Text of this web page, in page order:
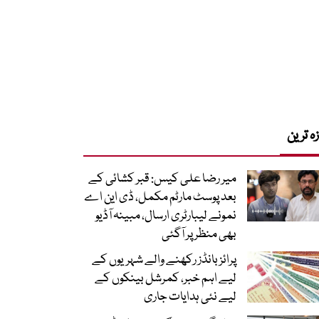
ترین
میر رضا علی کیس: قبر کشائی کے
بعد پوسٹ مارٹم مکمل، ڈی این اے
نمونے لیبارٹری ارسال، مبینہ آڈیو
بھی منظر پر آگئی
پرائز بانڈز رکھنے والے شہریوں کے
لیے اہم خبر، کمرشل بینکوں کے
لیے نئی ہدایات جاری